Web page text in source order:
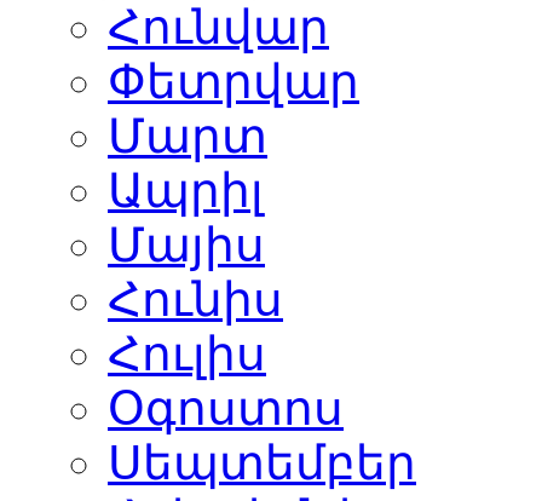
Հունվար
Փետրվար
Մարտ
Ապրիլ
Մայիս
Հունիս
Հուլիս
Օգոստոս
Սեպտեմբեր